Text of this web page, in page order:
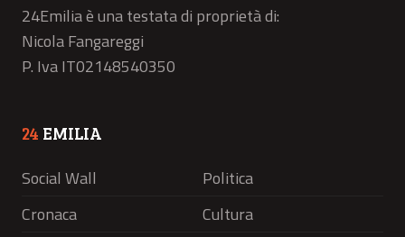
24Emilia è una testata di proprietà di:
Nicola Fangareggi
P. Iva IT02148540350
24 EMILIA
Social Wall
Politica
Cronaca
Cultura